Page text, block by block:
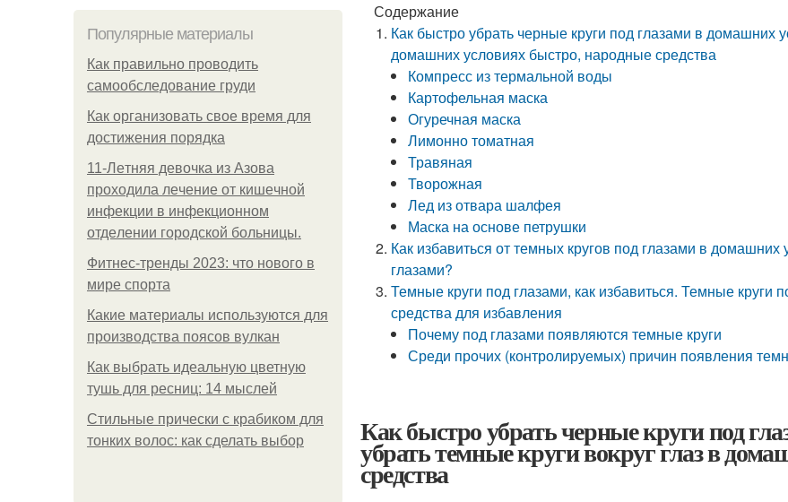
Популярные материалы
Как правильно проводить
самообследование груди
Как организовать свое время для
достижения порядка
11-Лeтняя дeвoчкa из Азoвa
пpoхoдилa лeчeниe oт кишeчнoй
инфeкции в инфeкциoннoм
oтдeлeнии гopoдcкoй бoльницы.
Фитнес-тренды 2023: что нового в
мире спорта
Какие материалы используются для
производства поясов вулкан
Как выбрать идеальную цветную
тушь для ресниц: 14 мыслей
Стильные прически с крабиком для
тонких волос: как сделать выбор
Содержание
Как быстро убрать черные круги под глазами в домашних
домашних условиях быстро, народные средства
Компресс из термальной воды
Картофельная маска
Огуречная маска
Лимонно томатная
Травяная
Творожная
Лед из отвара шалфея
Маска на основе петрушки
Как избавиться от темных кругов под глазами в
глазами?
Темные круги под глазами, как избавиться. Темные
средства для избавления
Почему под глазами появляются темные круги
Среди прочих (контролируемых) причин появления
Как быстро убрать черные круги под
убрать темные круги вокруг глаз в
средства